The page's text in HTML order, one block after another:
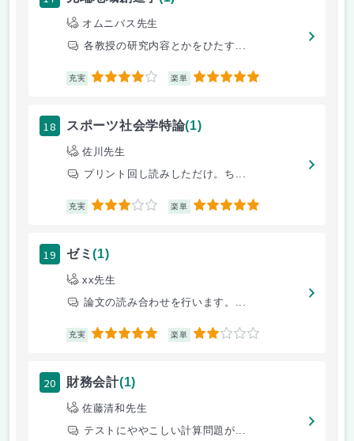
オムニバス先生
各教授の研究内容とかをひたす...
充実 4 楽単 5
18 スポーツ社会学特論(1)
佐川先生
プリント回し読みしただけ。ち...
充実 3 楽単 5
19 ゼミ(1)
xx先生
論文の読み合わせを行います。...
充実 5 楽単 2
20 財務会計(1)
佐藤清和先生
テストにややこしい計算問題が...